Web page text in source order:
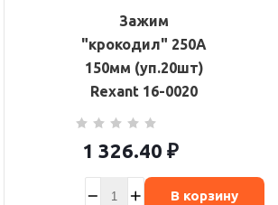
Зажим
"крокодил" 250А
150мм (уп.20шт)
Rexant 16-0020
1 326.40 ₽
В корзину